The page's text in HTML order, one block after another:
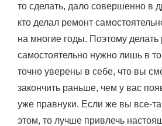
то сделать, дало совершенно в
кто делал ремонт
на многие годы. Поэтому делать
самостоятельно нужно лишь в
точно уверены в себе, что вы
закончить раньше, чем у вас
уже правнуки. Если же вы все-
этом, то лучше привлечь